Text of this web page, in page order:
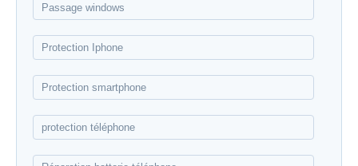
Passage windows
Protection Iphone
Protection smartphone
protection téléphone